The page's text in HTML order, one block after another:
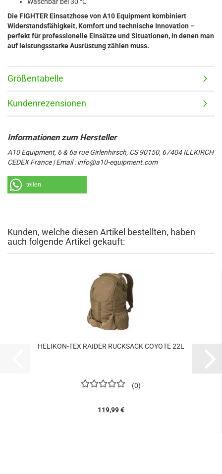
Die FIGHTER Einsatzhose von A10 Equipment kombiniert
Widerstandsfähigkeit, Komfort und technische Innovation –
perfekt für professionelle Einsätze und Situationen, in denen man
auf leistungsstarke Ausrüstung zählen muss.
Größentabelle
Kundenrezensionen
A10 Equipment, 6 & 6a rue Girlenhirsch, CS 90150, 67404 ILLKIRCH
CEDEX France | Email : info@a10-equipment.com
teilen
Kunden, welche diesen Artikel bestellten, haben
auch folgende Artikel gekauft:
HELIKON-TEX RAIDER RUCKSACK COYOTE 22L
0
119,99 €